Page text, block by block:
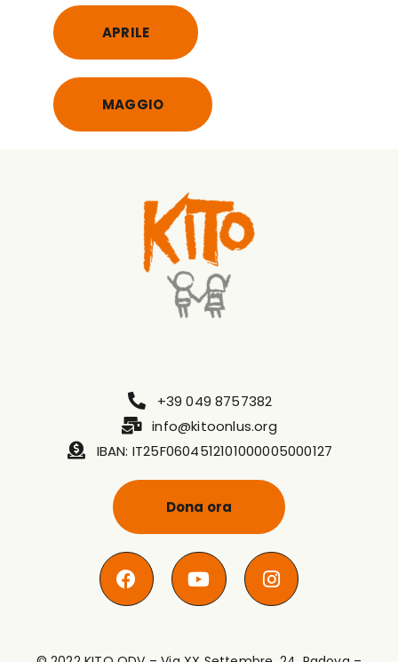
APRILE
MAGGIO
+39 049 8757382
info@kitoonlus.org
IBAN: IT25F0604512101000005000127
Dona ora